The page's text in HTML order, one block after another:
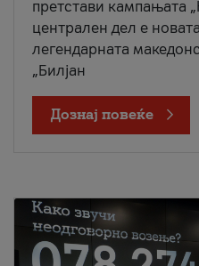
претстави кампањата
централен дел е
легендарната
„Билјан
Дознај повеќе